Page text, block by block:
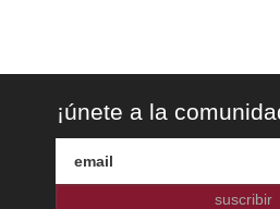
¡únete a la
suscribir